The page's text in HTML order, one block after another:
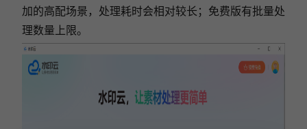
加的高配场景，处理耗时会相对较长；免费版有批量处
理数量上限。